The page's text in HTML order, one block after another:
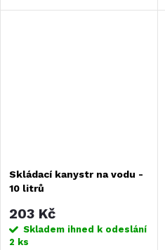
polyethylenu pro systémy
Skládací kanystr na vodu -
10 litrů
203 Kč
Skladem ihned k odeslání
2 ks